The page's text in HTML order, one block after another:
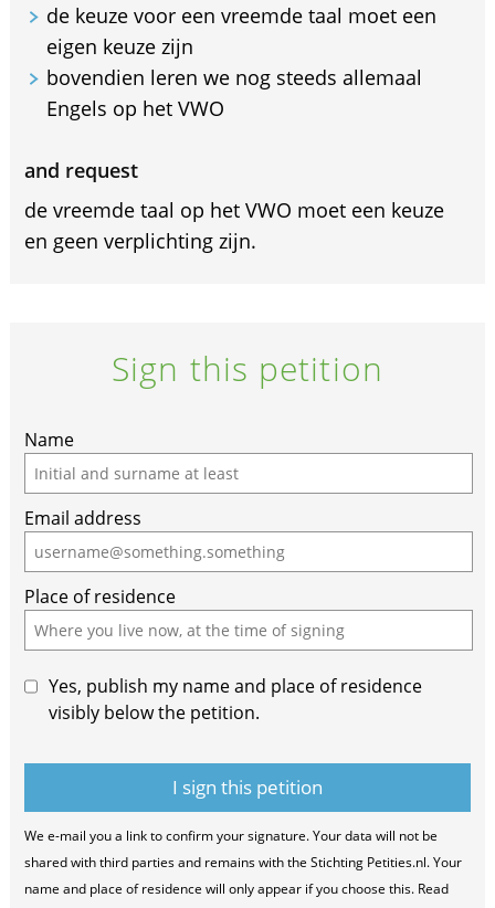
de keuze voor een vreemde taal moet een
eigen keuze zijn
bovendien leren we nog steeds allemaal
Engels op het VWO
and request
de vreemde taal op het VWO moet een keuze
en geen verplichting zijn.
Sign this petition
Name
Email address
Place of residence
Yes, publish my name and place of residence
visibly below the petition.
We e-mail you a link to confirm your signature. Your data will not be
shared with third parties and remains with the Stichting Petities.nl. Your
name and place of residence will only appear if you choose this. Read